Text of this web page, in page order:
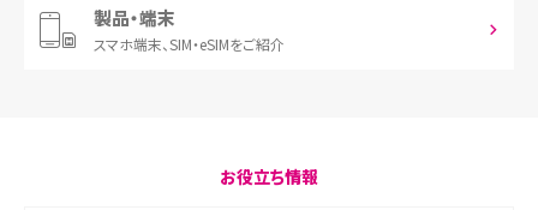
製品・端末
スマホ端末、SIM・eSIMをご紹介
お役立ち情報